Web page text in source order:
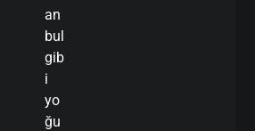
an
bul
gib
i
yo
ğu